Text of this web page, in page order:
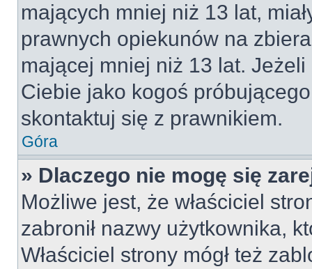
mających mniej niż 13 lat,
prawnych opiekunów na
mającej mniej niż 13 lat.
Ciebie jako kogoś
skontaktuj się z prawnikiem.
Góra
» Dlaczego nie mogę się
Możliwe jest, że właściciel
zabronił nazwy użytkownika,
Właściciel strony mógł też